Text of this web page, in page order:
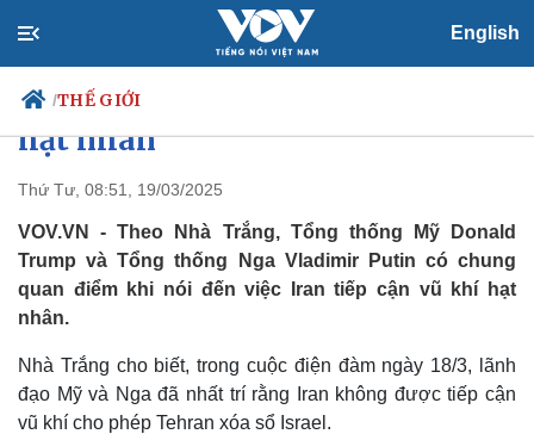
English
/THẾ GIỚI
Chính trị
Đảng
Tổ chức nhân sự
Quốc hội
Xã hội
Tin 24h
Dự báo thời tiết
Việc làm
Nga - Mỹ thống nhất quan điểm
Iran không được tiếp cận vũ khí
hạt nhân
Thứ Tư, 08:51, 19/03/2025
VOV.VN - Theo Nhà Trắng, Tổng thống Mỹ Donald
Trump và Tổng thống Nga Vladimir Putin có chung
quan điểm khi nói đến việc Iran tiếp cận vũ khí hạt
nhân.
Nhà Trắng cho biết, trong cuộc điện đàm ngày 18/3, lãnh
đạo Mỹ và Nga đã nhất trí rằng Iran không được tiếp cận
vũ khí cho phép Tehran xóa sổ Israel.